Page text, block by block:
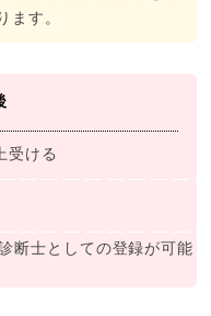
ます。
受ける
断士としての登録が可能